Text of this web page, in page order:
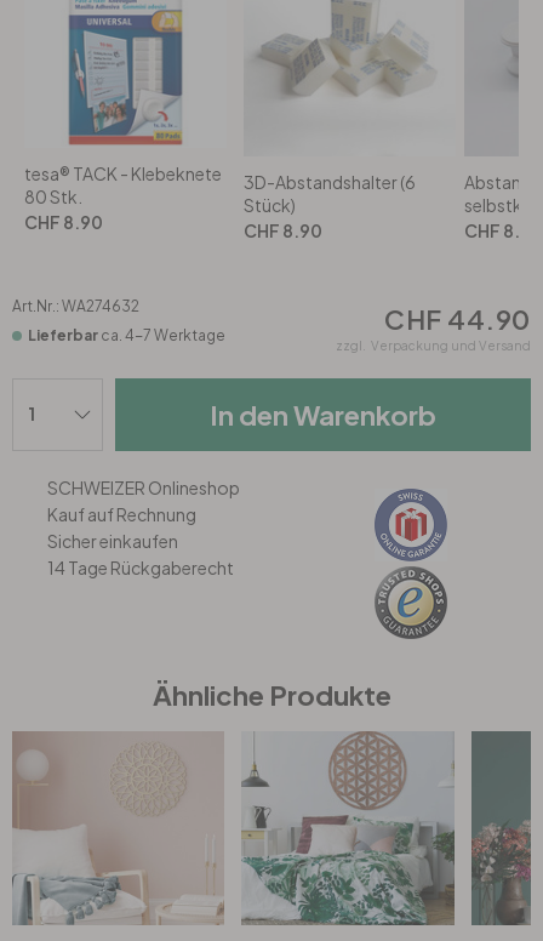
Wohnzimmer
Schlafzimmer
Kinderzimmer
Jugendzimmer
Wohnzimmer
Schlafzimmer
Kinderzimmer
Küche
Tapeten Grün
Tapeten Pink & Rosa
Tapeten Türkis
Wohnzimmer
Schlafzimmer
Küche
tesa® TACK - Klebeknete
80 Stk.
CHF 8.90
3D-Abstandshalter (6
Stück)
CHF 8.90
CHF 8.90
Art.Nr.: WA274632
Lieferbar ca. 4-7 Werktage CHF 44.90
zzgl. Verpackung und Versand
In den Warenkorb
SCHWEIZER Onlineshop
Kauf auf Rechnung
Sicher einkaufen
14 Tage Rückgaberecht
Ähnliche Produkte